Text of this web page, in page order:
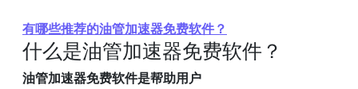
有哪些推荐的油管加速器免费软件？
什么是油管加速器免费软件？
油管加速器免费软件是帮助用户